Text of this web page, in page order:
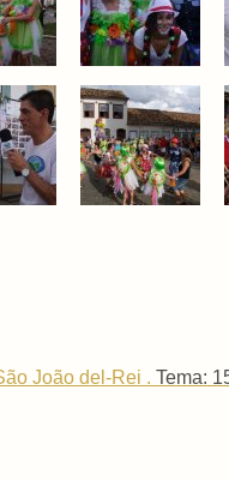
João del-Rei . Tema: